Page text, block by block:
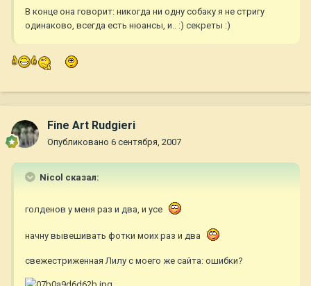
В конце она говорит: никогда ни одну собаку я не стригу
одинаково, всегда есть нюансы, и.. :) секреты :)
Fine Art Rudgieri
Опубликовано 6 сентября, 2007
Nicol сказал:
голденов у меня раз и два, и усе
начну вывешивать фотки моих раз и два
свежестриженная Лилу с моего же сайта: ошибки?